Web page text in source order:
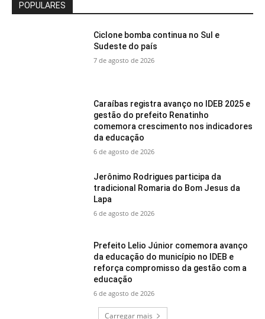
POPULARES
Ciclone bomba continua no Sul e
Sudeste do país
7 de agosto de 2026
Caraíbas registra avanço no IDEB 2025 e
gestão do prefeito Renatinho
comemora crescimento nos indicadores
da educação
6 de agosto de 2026
Jerônimo Rodrigues participa da
tradicional Romaria do Bom Jesus da
Lapa
6 de agosto de 2026
Prefeito Lelio Júnior comemora avanço
da educação do município no IDEB e
reforça compromisso da gestão com a
educação
6 de agosto de 2026
Carregar mais